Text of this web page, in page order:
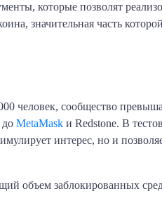
которые позволят
значительная часть
человек, сообщество
до MetaMask и Redstone. В
интерес, но и
объем заблокированных